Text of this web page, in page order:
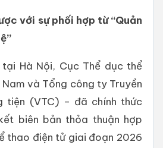
với sự phối hợp từ “Quản
Hà Nội, Cục Thể dục thể
và Tổng công ty Truyền
tiện (VTC) – đã chính thức
biên bản thỏa thuận hợp
thao điện tử giai đoạn 2026